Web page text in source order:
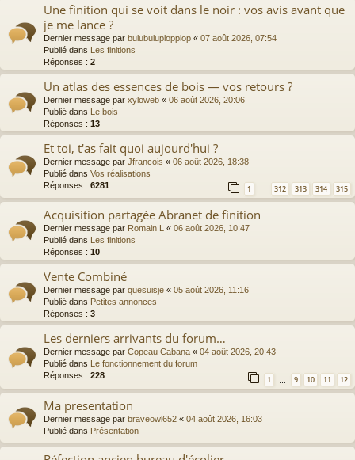
Une finition qui se voit dans le noir : vos avis avant que
je me lance ?
Dernier message par bulubuluplopplop « 07 août 2026, 07:54
Publié dans Les finitions
Réponses : 2
Un atlas des essences de bois — vos retours ?
Dernier message par xyloweb « 06 août 2026, 20:06
Publié dans Le bois
Réponses : 13
Et toi, t'as fait quoi aujourd'hui ?
Dernier message par Jfrancois « 06 août 2026, 18:38
Publié dans Vos réalisations
Réponses : 6281 1 … 312 313 314 315
Acquisition partagée Abranet de finition
Dernier message par Romain L « 06 août 2026, 10:47
Publié dans Les finitions
Réponses : 10
Vente Combiné
Dernier message par quesuisje « 05 août 2026, 11:16
Publié dans Petites annonces
Réponses : 3
Les derniers arrivants du forum…
Dernier message par Copeau Cabana « 04 août 2026, 20:43
Publié dans Le fonctionnement du forum
Réponses : 228 1 9 10 11 12
Ma presentation
Dernier message par braveowl652 « 04 août 2026, 16:03
Publié dans Présentation